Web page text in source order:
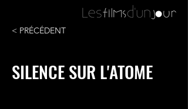
< PRÉCÉDENT
SILENCE SUR L'ATOME